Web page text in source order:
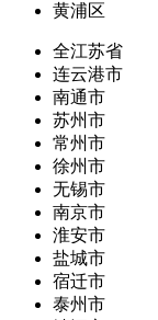
黄浦区
全江苏省
连云港市
南通市
苏州市
常州市
徐州市
无锡市
南京市
淮安市
盐城市
宿迁市
泰州市